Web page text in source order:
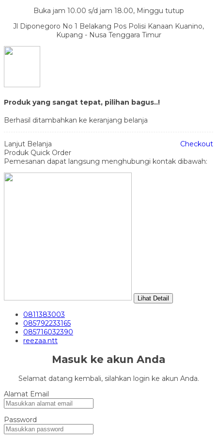
Buka jam 10.00 s/d jam 18.00, Minggu tutup
Jl Diponegoro No 1 Belakang Pos Polisi Kanaan Kuanino,
Kupang - Nusa Tenggara Timur
Produk yang sangat tepat, pilihan bagus..!
Berhasil ditambahkan ke keranjang belanja
Lanjut Belanja
Checkout
Produk Quick Order
Pemesanan dapat langsung menghubungi kontak dibawah:
Lihat Detail
0811383003
085792233165
085716032390
reezaa.ntt
Masuk ke akun Anda
Selamat datang kembali, silahkan login ke akun Anda.
Alamat Email
Password